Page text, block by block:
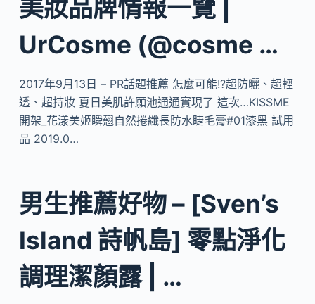
美妝品牌情報一覽 |
UrCosme (@cosme …
2017年9月13日 – PR話題推薦 怎麼可能!?超防曬、超輕
透、超持妝 夏日美肌許願池通通實現了 這次…KISSME
開架_花漾美姬瞬翹自然捲纖長防水睫毛膏#01漆黑 試用
品 2019.0…
男生推薦好物 – [Sven’s
Island 詩帆島] 零點淨化
調理潔顏露 | …